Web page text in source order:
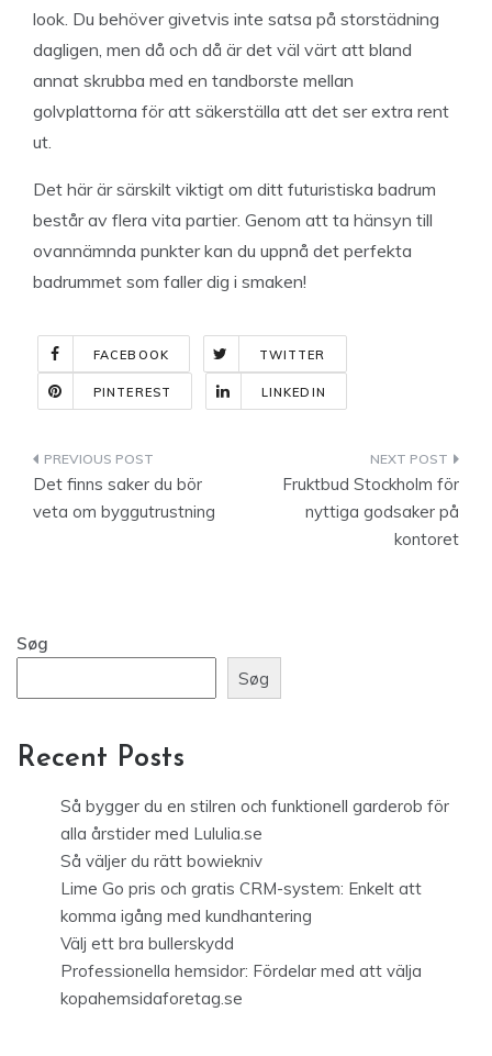
look. Du behöver givetvis inte satsa på storstädning
dagligen, men då och då är det väl värt att bland
annat skrubba med en tandborste mellan
golvplattorna för att säkerställa att det ser extra rent
ut.
Det här är särskilt viktigt om ditt futuristiska badrum
består av flera vita partier. Genom att ta hänsyn till
ovannämnda punkter kan du uppnå det perfekta
badrummet som faller dig i smaken!
FACEBOOK TWITTER
PINTEREST LINKEDIN
Indlægsnavigation
Det finns saker du bör
veta om byggutrustning
Fruktbud Stockholm för
nyttiga godsaker på
kontoret
Søg
Søg
Recent Posts
Så bygger du en stilren och funktionell garderob för
alla årstider med Lululia.se
Så väljer du rätt bowiekniv
Lime Go pris och gratis CRM-system: Enkelt att
komma igång med kundhantering
Välj ett bra bullerskydd
Professionella hemsidor: Fördelar med att välja
kopahemsidaforetag.se